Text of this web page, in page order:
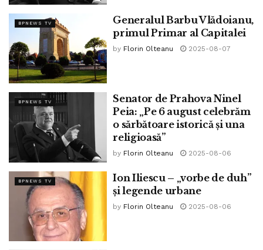
BPNEWS TV
Generalul Barbu Vlădoianu,
primul Primar al Capitalei
by Florin Olteanu 2025-08-07
BPNEWS TV
Senator de Prahova Ninel
Peia: „Pe 6 august celebrăm
o sărbătoare istorică și una
religioasă”
by Florin Olteanu 2025-08-06
BPNEWS TV
Ion Iliescu – „vorbe de duh”
și legende urbane
by Florin Olteanu 2025-08-06